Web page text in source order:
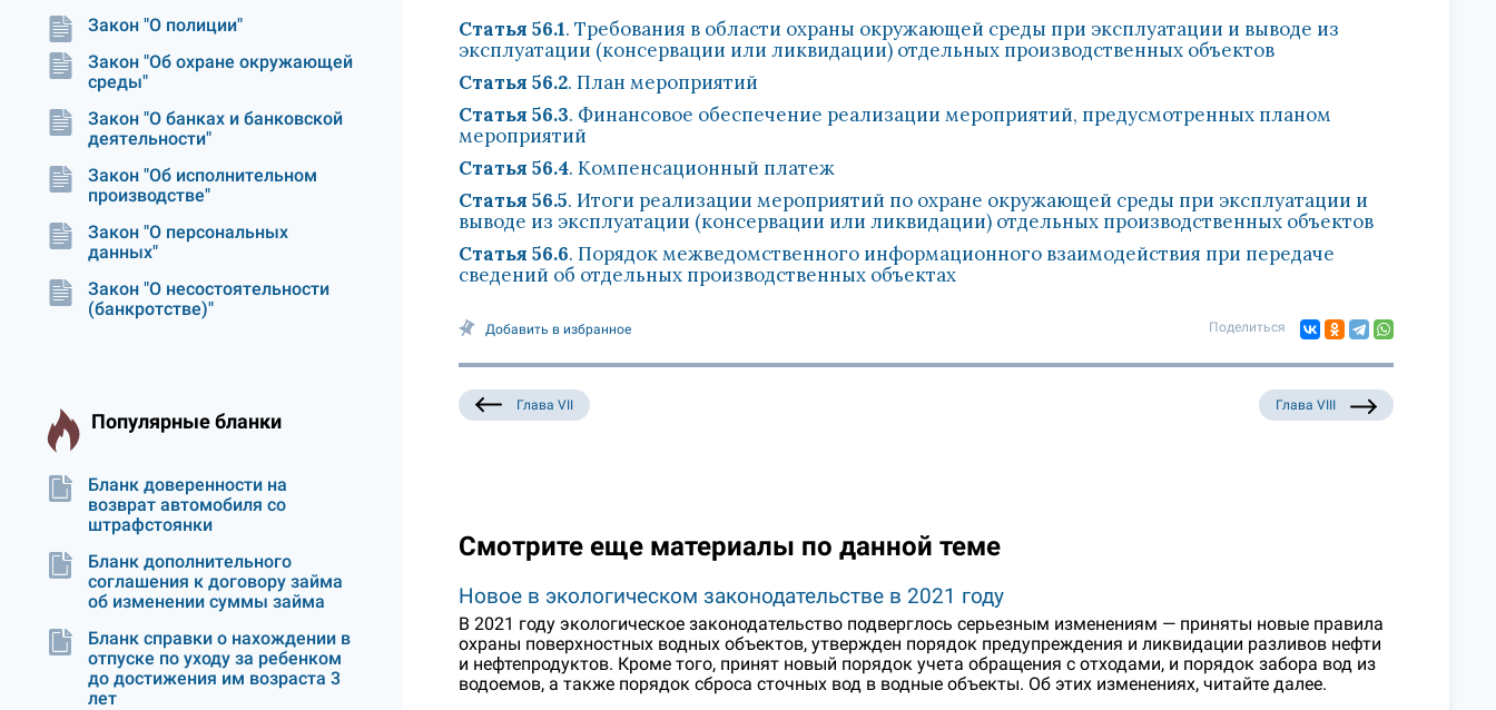
Закон "О полиции"
Закон "Об охране окружающей
среды"
Закон "О банках и банковской
деятельности"
Закон "Об исполнительном
производстве"
Закон "О персональных
данных"
Закон "О несостоятельности
(банкротстве)"
Популярные бланки
Бланк доверенности на
возврат автомобиля со
штрафстоянки
Бланк дополнительного
соглашения к договору займа
об изменении суммы займа
Бланк справки о нахождении в
отпуске по уходу за ребенком
до достижения им возраста 3
лет
Статья 56.1. Требования в области охраны окружающей среды при эксплуатации и выводе из
эксплуатации (консервации или ликвидации) отдельных производственных объектов
Статья 56.2. План мероприятий
Статья 56.3. Финансовое обеспечение реализации мероприятий, предусмотренных планом
мероприятий
Статья 56.4. Компенсационный платеж
Статья 56.5. Итоги реализации мероприятий по охране окружающей среды при эксплуатации и
выводе из эксплуатации (консервации или ликвидации) отдельных производственных объектов
Статья 56.6. Порядок межведомственного информационного взаимодействия при передаче
сведений об отдельных производственных объектах
Добавить в избранное Поделиться
Глава VII Глава VIII
Смотрите еще материалы по данной теме
Новое в экологическом законодательстве в 2021 году
В 2021 году экологическое законодательство подверглось серьезным изменениям — приняты новые правила
охраны поверхностных водных объектов, утвержден порядок предупреждения и ликвидации разливов нефти
и нефтепродуктов. Кроме того, принят новый порядок учета обращения с отходами, и порядок забора вод из
водоемов, а также порядок сброса сточных вод в водные объекты. Об этих изменениях, читайте далее.